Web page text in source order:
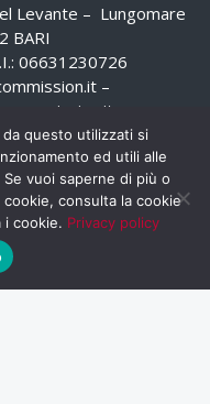
Levante – Lungomare
BARI
06631230726
–
questo utilizzati si
ed utili alle
vuoi saperne di più o
consulta la cookie
i cookie. Privacy policy